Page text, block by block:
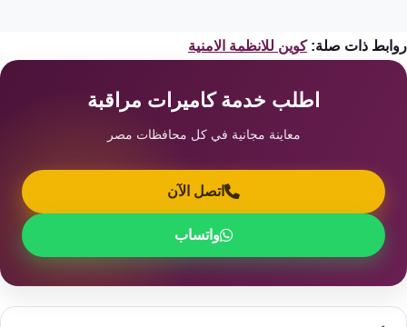
ذات صلة: كوين للانظمة الامنية
اطلب خدمة كاميرات مراقبة
معاينة مجانية في كل محافظات مصر
اتصل الآن
واتساب